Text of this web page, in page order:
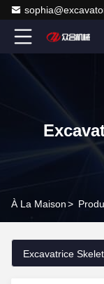
À La Maison>
Excavatrice